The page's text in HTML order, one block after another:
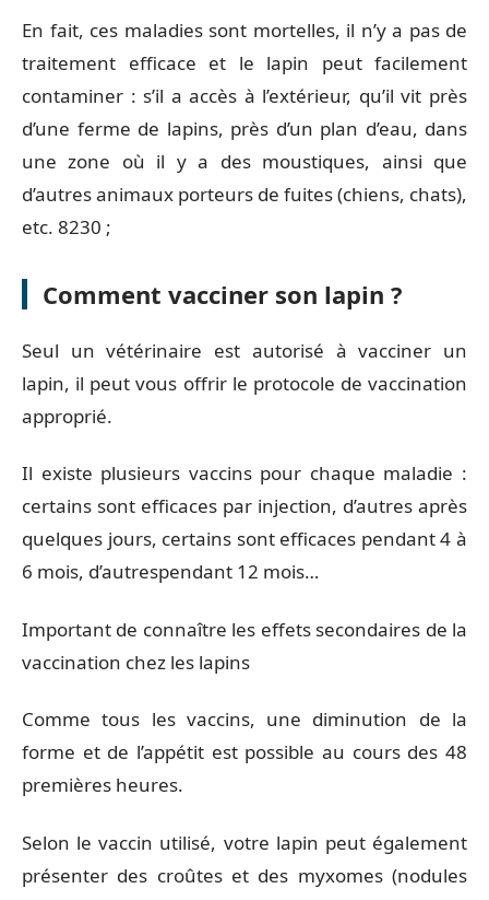
En fait, ces maladies sont mortelles, il n’y a pas de
traitement efficace et le lapin peut facilement
contaminer : s’il a accès à l’extérieur, qu’il vit près
d’une ferme de lapins, près d’un plan d’eau, dans
une zone où il y a des moustiques, ainsi que
d’autres animaux porteurs de fuites (chiens, chats),
etc. 8230 ;
Comment vacciner son lapin ?
Seul un vétérinaire est autorisé à vacciner un
lapin, il peut vous offrir le protocole de vaccination
approprié.
Il existe plusieurs vaccins pour chaque maladie :
certains sont efficaces par injection, d’autres après
quelques jours, certains sont efficaces pendant 4 à
6 mois, d’autrespendant 12 mois…
Important de connaître les effets secondaires de la
vaccination chez les lapins
Comme tous les vaccins, une diminution de la
forme et de l’appétit est possible au cours des 48
premières heures.
Selon le vaccin utilisé, votre lapin peut également
présenter des croûtes et des myxomes (nodules